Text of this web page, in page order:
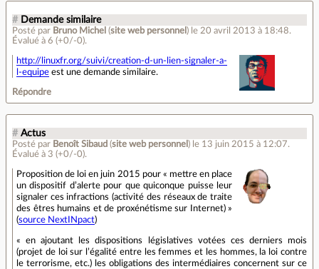
# Demande similaire
Posté par Bruno Michel (site web personnel ) le 20 avril 2013 à 18:48.
Évalué à 6 (+0/-0).
http://linuxfr.org/suivi/creation-d-un-lien-signaler-a-
l-equipe est une demande similaire.
Répondre
# Actus
Posté par Benoît Sibaud (site web personnel ) le 13 juin 2015 à 12:07.
Évalué à 3 (+0/-0).
Proposition de loi en juin 2015 pour « mettre en place
un dispositif d’alerte pour que quiconque puisse leur
signaler ces infractions (activité des réseaux de traite
des êtres humains et de proxénétisme sur Internet) »
(source NextINpact)
« en ajoutant les dispositions législatives votées ces derniers mois
(projet de loi sur l’égalité entre les femmes et les hommes, la loi contre
le terrorisme, etc.) les obligations des intermédiaires concernent sur ce